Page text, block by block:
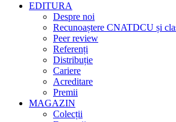
EDITURA
Despre noi
Recunoaștere CNATDCU și
Peer review
Referenți
Distribuție
Cariere
Acreditare
Premii
MAGAZIN
Colecții